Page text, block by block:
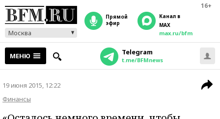
16+
Москва
прямой
эфир
Канал в
MAX
max.ru/bfm
МЕНЮ Telegram
t.me/BFMnews
19 июня 2015, 12:22
Финансы